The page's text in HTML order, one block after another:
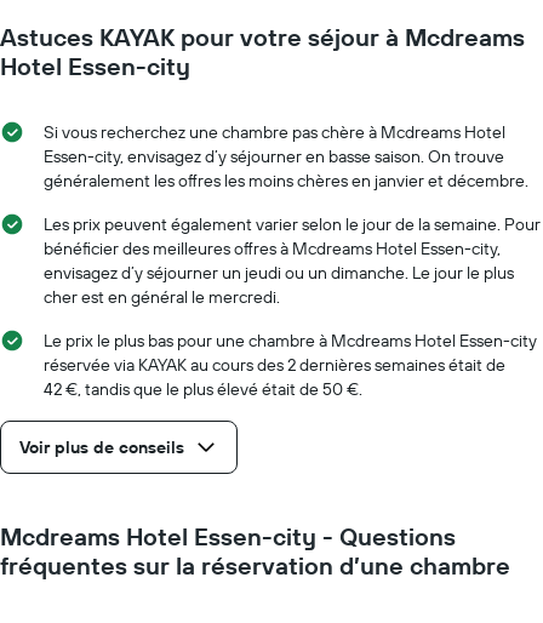
Astuces KAYAK pour votre séjour à Mcdreams
Hotel Essen-city
Si vous recherchez une chambre pas chère à Mcdreams Hotel
Essen-city, envisagez d’y séjourner en basse saison. On trouve
généralement les offres les moins chères en janvier et décembre.
Les prix peuvent également varier selon le jour de la semaine. Pour
bénéficier des meilleures offres à Mcdreams Hotel Essen-city,
envisagez d’y séjourner un jeudi ou un dimanche. Le jour le plus
cher est en général le mercredi.
Le prix le plus bas pour une chambre à Mcdreams Hotel Essen-city
réservée via KAYAK au cours des 2 dernières semaines était de
42 €, tandis que le plus élevé était de 50 €.
Voir plus de conseils
Mcdreams Hotel Essen-city - Questions
fréquentes sur la réservation d’une chambre